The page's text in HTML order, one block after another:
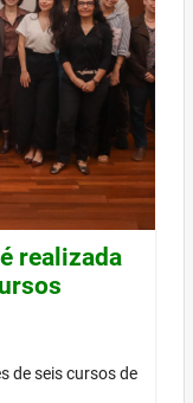
realizada
de seis cursos de